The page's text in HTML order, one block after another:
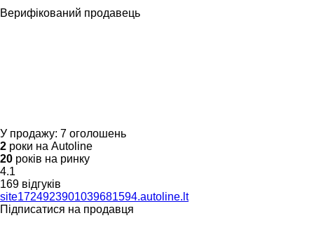
Верифікований продавець
У продажу: 7 оголошень
2 роки на Autoline
20 років на ринку
4.1
169 відгуків
site1724923901039681594.autoline.lt
Підписатися на продавця